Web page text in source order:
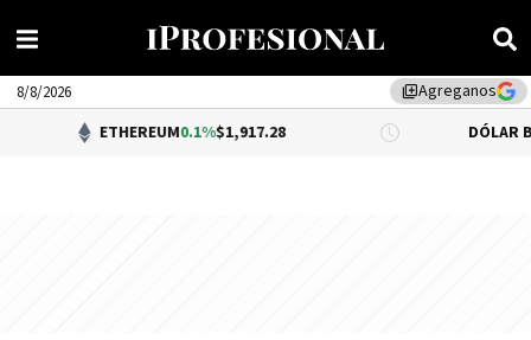
library_addAgreganos
8/8/2026
ETHEREUM0.1%$1,917.28 DÓLAR BNA $1,520.00